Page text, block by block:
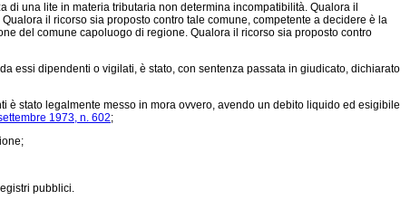
una lite in materia tributaria non determina incompatibilità. Qualora il
il ricorso sia proposto contro tale comune, competente a decidere è la
del comune capoluogo di regione. Qualora il ricorso sia proposto contro
essi dipendenti o vigilati, è stato, con sentenza passata in giudicato, dichiarato
stato legalmente messo in mora ovvero, avendo un debito liquido ed esigibile
1973, n. 602;
pubblici.